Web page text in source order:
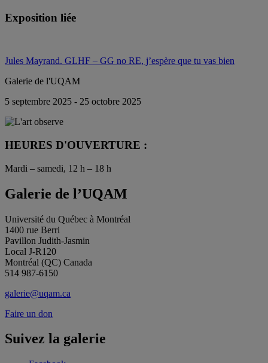
Exposition liée
Jules Mayrand. GLHF – GG no RE, j’espère que tu vas bien
Galerie de l'UQAM
5 septembre 2025 - 25 octobre 2025
HEURES D'OUVERTURE :
Mardi – samedi, 12 h – 18 h
Galerie de l’UQAM
Université du Québec à Montréal
1400 rue Berri
Pavillon Judith-Jasmin
Local J-R120
Montréal (QC) Canada
514 987-6150
galerie@uqam.ca
Faire un don
Suivez la galerie